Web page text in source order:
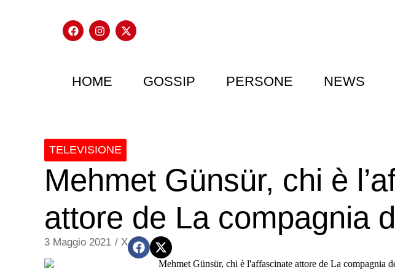
HOME GOSSIP PERSONE NEWS
TELEVISIONE
Mehmet Günsür, chi è
attore de La compagnia
3 Maggio 2021 / X